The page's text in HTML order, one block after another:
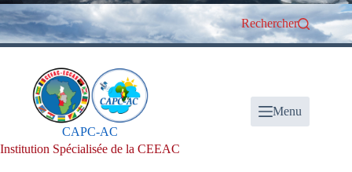
Passer
au
contenu
Rechercher
CAPC-AC
Institution Spécialisée de la CEEAC
Menu